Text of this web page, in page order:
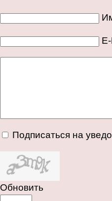
Подписаться на
Обновить